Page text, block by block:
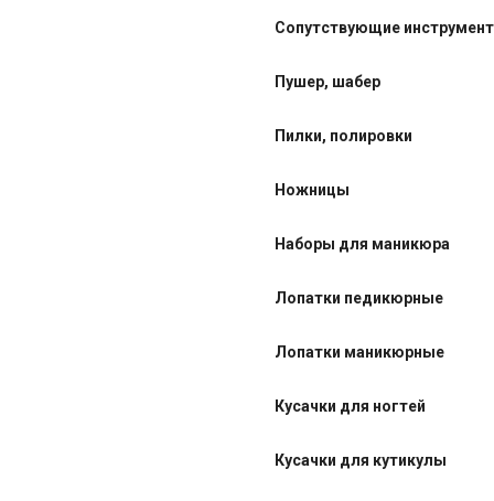
Сопутствующие
Пушер, шабер
Пилки, полировки
Ножницы
Наборы для маникюра
Лопатки педикюрные
Лопатки маникюрные
Кусачки для ногтей
Кусачки для кутикулы